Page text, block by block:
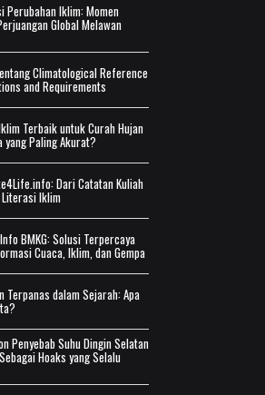
Perubahan Iklim: Momen
Global Melawan
Climatological Reference
and Requirements
Terbaik untuk Curah Hujan
yang Paling Akurat?
Dari Catatan Kuliah
Iklim
BMKG: Solusi Terpercaya
Cuaca, Iklim, dan Gempa
Terpanas dalam Sejarah: Apa
Penyebab Suhu Dingin Selatan
Hoaks yang Selalu